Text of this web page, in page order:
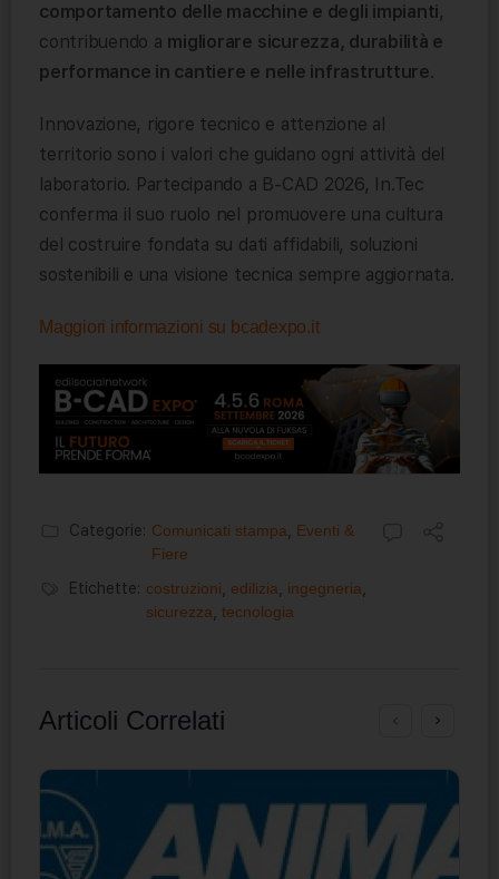
comportamento delle macchine e degli impianti,
contribuendo a migliorare sicurezza, durabilità e
performance in cantiere e nelle infrastrutture.
Innovazione, rigore tecnico e attenzione al
territorio sono i valori che guidano ogni attività del
laboratorio. Partecipando a B-CAD 2026, In.Tec
conferma il suo ruolo nel promuovere una cultura
del costruire fondata su dati affidabili, soluzioni
sostenibili e una visione tecnica sempre aggiornata.
Maggiori informazioni su bcadexpo.it
Categorie: Comunicati stampa
Eventi &
Fiere
Etichette: costruzioni edilizia ingegneria
sicurezza tecnologia
Articoli Correlati